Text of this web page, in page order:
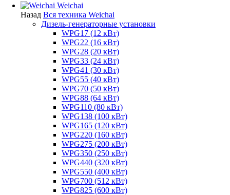
Weichai
Назад Вся техника Weichai
Дизель-генераторные установки
WPG17 (12 кВт)
WPG22 (16 кВт)
WPG28 (20 кВт)
WPG33 (24 кВт)
WPG41 (30 кВт)
WPG55 (40 кВт)
WPG70 (50 кВт)
WPG88 (64 кВт)
WPG110 (80 кВт)
WPG138 (100 кВт)
WPG165 (120 кВт)
WPG220 (160 кВт)
WPG275 (200 кВт)
WPG350 (250 кВт)
WPG440 (320 кВт)
WPG550 (400 кВт)
WPG700 (512 кВт)
WPG825 (600 кВт)